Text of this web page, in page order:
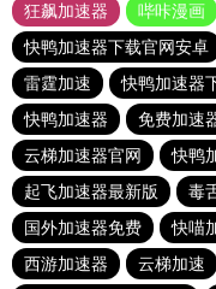
狂飙加速器
哔咔漫画
快鸭加速器下载官网安卓
雷霆加速
快鸭加速器
快鸭加速器
免费加速
云梯加速器官网
快鸭
起飞加速器最新版
毒
国外加速器免费
快喵
西游加速器
云梯加速